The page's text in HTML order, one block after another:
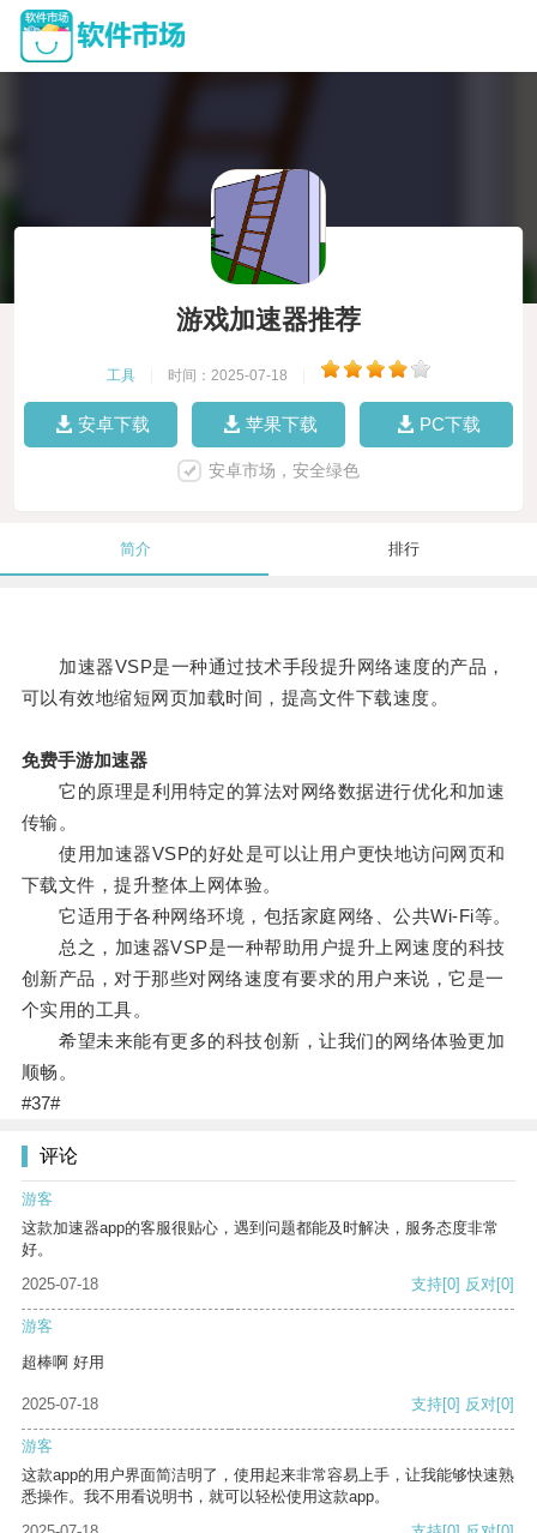
游戏加速器推荐
工具 时间：2025-07-18
安卓下载 苹果下载 PC下载
安卓市场，安全绿色
简介 排行
加速器VSP是一种通过技术手段提升网络速度的产品，
可以有效地缩短网页加载时间，提高文件下载速度。
免费手游加速器
它的原理是利用特定的算法对网络数据进行优化和加速
传输。
使用加速器VSP的好处是可以让用户更快地访问网页和
下载文件，提升整体上网体验。
它适用于各种网络环境，包括家庭网络、公共Wi-Fi等。
总之，加速器VSP是一种帮助用户提升上网速度的科技
创新产品，对于那些对网络速度有要求的用户来说，它是一
个实用的工具。
希望未来能有更多的科技创新，让我们的网络体验更加
顺畅。
#37#
评论
游客
这款加速器app的客服很贴心，遇到问题都能及时解决，服务态度非常
好。
2025-07-18
支持[0] 反对[0]
游客
超棒啊 好用
2025-07-18 支持[0] 反对[0]
游客
这款app的用户界面简洁明了，使用起来非常容易上手，让我能够快速熟
悉操作。我不用看说明书，就可以轻松使用这款app。